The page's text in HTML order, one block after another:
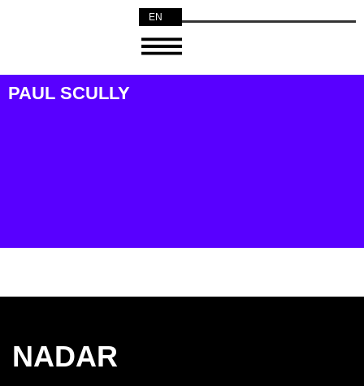
EN
PAUL SCULLY
NADAR